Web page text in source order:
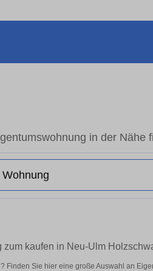
in der Nähe
zum kaufen in Neu-Ulm
Finden Sie hier eine große Auswahl an